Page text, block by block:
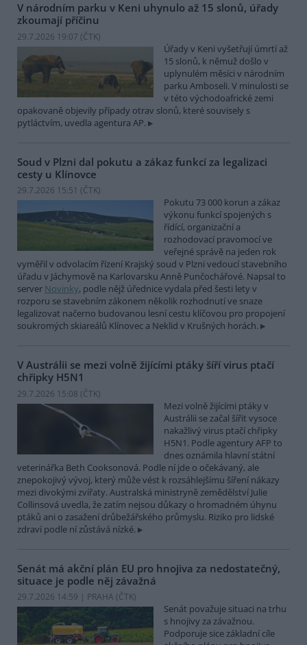
V národním parku v Keni uhynulo až 15 slonů, úřady
zkoumají příčinu
29.7.2026 19:07 (ČTK)
Úřady v Keni vyšetřují úmrtí až
15 slonů, k němuž došlo v
uplynulém měsíci v národním
parku Amboseli. V minulosti se
v této východoafrické zemi
opakovaně objevily případy otrav slonů, které souvisely s
pytláctvím, uvedla agentura AP.
Soud v Plzni dal pokutu a zákaz funkcí za legalizaci
cesty u Klínovce
29.7.2026 15:51 (ČTK)
Pokutu 73 000 korun a zákaz
výkonu funkcí spojených s
řídící, organizační a
rozhodovací pravomocí ve
veřejné správě na jeden rok
vyměřil v odvolacím řízení Krajský soud v Plzni vedoucí stavebního
úřadu v Jáchymově na Karlovarsku Anně Punčochářové. Napsal to
server Novinky, podle nějž úřednice vydala před šesti lety v
rozporu se stavebním zákonem několik rozhodnutí ve snaze
legalizovat načerno budovanou lesní cestu klíčovou pro propojení
soukromých skiareálů Klínovec a Neklid v Krušných horách.
V Austrálii se mezi volně žijícími ptáky šíří virus ptačí
chřipky H5N1
29.7.2026 15:08 (ČTK)
Mezi volně žijícími ptáky v
Austrálii se začal šířit vysoce
nakažlivý virus ptačí chřipky
H5N1. Podle agentury AFP to
dnes oznámila hlavní státní
veterinářka Beth Cooksonová. Podle ní jde o očekávaný, ale
znepokojivý vývoj, který může vést k rozsáhlejšímu šíření nákazy
mezi divokými zvířaty. Australská ministryně zemědělství Julie
Collinsová uvedla, že zatím nejsou důkazy o hromadném úhynu
ptáků ani o zasažení drůbežářského průmyslu. Riziko pro lidské
zdraví podle ní zůstává nízké.
Senát má akční plán EU pro hnojiva za nedostatečný,
situace je podle něj závažná
29.7.2026 14:59 | PRAHA (ČTK)
Senát považuje situaci na trhu
s hnojivy za závažnou.
Podporuje sice základní cíle